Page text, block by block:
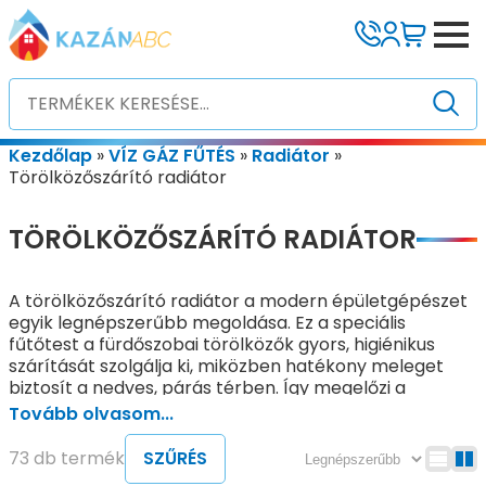
Kezdőlap »VÍZ GÁZ FŰTÉS » Radiátor »
Törölközőszárító radiátor
TÖRÖLKÖZŐSZÁRÍTÓ RADIÁTOR
A törölközőszárító radiátor a modern épületgépészet
egyik legnépszerűbb megoldása. Ez a speciális
fűtőtest a fürdőszobai törölközők gyors, higiénikus
szárítását szolgálja ki, miközben hatékony meleget
biztosít a nedves, párás térben. Így megelőzi a
penészedést és komfortos klímát teremt. Különösen
ajánlott családi házakba, lakásokba, szállodákba,
wellness-központokba és közfürdőkbe, ahol a magas
páratartalom miatt a hagyományos fűtés gyakran
Tovább olvasom...
73 db termék
SZŰRÉS